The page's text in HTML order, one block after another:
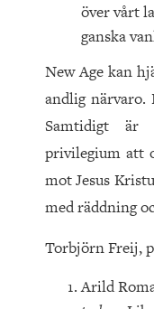
över vårt
ganska
New Age kan
andlig närvaro.
Samtidigt
privilegium att
mot Jesus
med räddning
Torbjörn Freij,
Arild